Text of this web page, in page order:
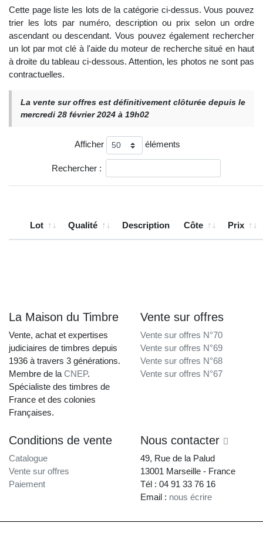
Cette page liste les lots de la catégorie ci-dessus. Vous pouvez
trier les lots par numéro, description ou prix selon un ordre
ascendant ou descendant. Vous pouvez également rechercher
un lot par mot clé à l'aide du moteur de recherche situé en haut
à droite du tableau ci-dessous. Attention, les photos ne sont pas
contractuelles.
La vente sur offres est définitivement clôturée depuis le
mercredi 28 février 2024 à 19h02
Afficher éléments
Rechercher :
Lot Qualité Description Côte Prix
La Maison du Timbre
Vente, achat et expertises
judiciaires de timbres depuis
1936 à travers 3 générations.
Membre de la CNEP.
Spécialiste des timbres de
France et des colonies
Françaises.
Vente sur offres
Vente sur offres N°70
Vente sur offres N°69
Vente sur offres N°68
Vente sur offres N°67
Conditions de vente
Catalogue
Vente sur offres
Paiement
Nous contacter
49, Rue de la Palud
13001 Marseille - France
Tél : 04 91 33 76 16
Email : nous écrire